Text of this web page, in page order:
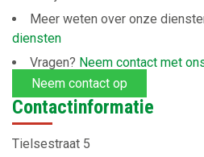
Meer weten over onze
diensten
Vragen? Neem contact met
Neem contact op
Contactinformatie
Tielsestraat 5